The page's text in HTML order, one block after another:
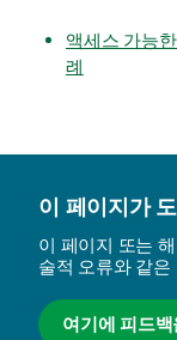
액세스 가능
례
이 페이지가
이 페이지 또는
술적 오류와 같
여기에 피드